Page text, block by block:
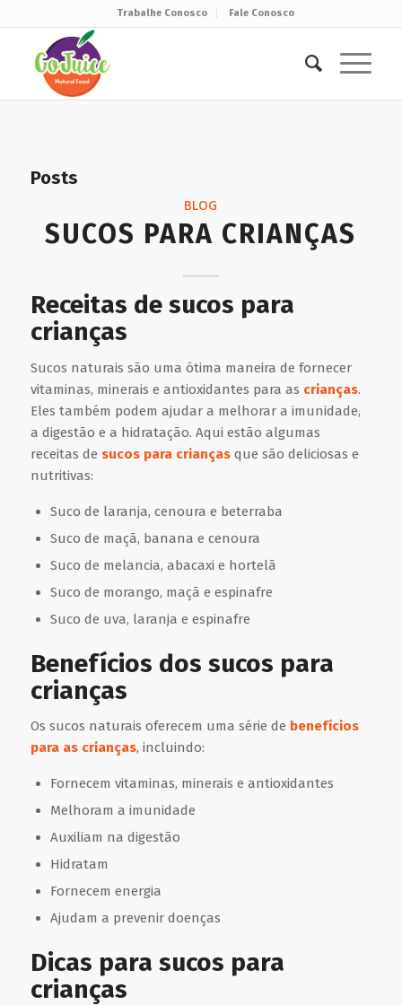
Trabalhe Conosco Fale Conosco
Posts
BLOG
SUCOS PARA CRIANÇAS
Receitas de sucos para
crianças
Sucos naturais são uma ótima maneira de fornecer
vitaminas, minerais e antioxidantes para as crianças.
Eles também podem ajudar a melhorar a imunidade,
a digestão e a hidratação. Aqui estão algumas
receitas de sucos para criançasque são deliciosas e
nutritivas:
Suco de laranja, cenoura e beterraba
Suco de maçã, banana e cenoura
Suco de melancia, abacaxi e hortelã
Suco de morango, maçã e espinafre
Suco de uva, laranja e espinafre
Benefícios dos sucos para
crianças
Os sucos naturais oferecem uma série de benefícios
para as crianças, incluindo:
Fornecem vitaminas, minerais e antioxidantes
Melhoram a imunidade
Auxiliam na digestão
Hidratam
Fornecem energia
Ajudam a prevenir doenças
Dicas para sucos para
crianças